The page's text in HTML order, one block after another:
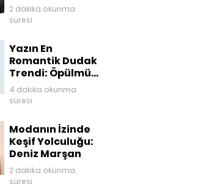
2 dakika okunma
süresi
Yazın En
Romantik Dudak
Trendi: Öpülmüş
Dudaklar
4 dakika okunma
süresi
Modanın İzinde
Keşif Yolculuğu:
Deniz Marşan
2 dakika okunma
süresi